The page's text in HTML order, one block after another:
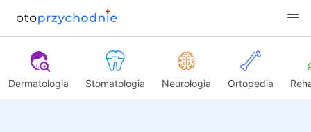
Dermatologia Stomatologia Neurologia Ortopedia